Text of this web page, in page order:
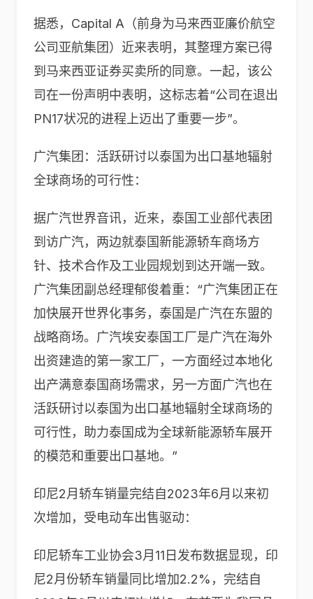
据悉，Capital A（前身为马来西亚廉价航空
公司亚航集团）近来表明，其整理方案已得
到马来西亚证券买卖所的同意。一起，该公
司在一份声明中表明，这标志着“公司在退出
PN17状况的进程上迈出了重要一步”。
广汽集团：活跃研讨以泰国为出口基地辐射
全球商场的可行性：
据广汽世界音讯，近来，泰国工业部代表团
到访广汽，两边就泰国新能源轿车商场方
针、技术合作及工业园规划到达开端一致。
广汽集团副总经理郁俊着重：“广汽集团正在
加快展开世界化事务，泰国是广汽在东盟的
战略商场。广汽埃安泰国工厂是广汽在海外
出资建造的第一家工厂，一方面经过本地化
出产满意泰国商场需求，另一方面广汽也在
活跃研讨以泰国为出口基地辐射全球商场的
可行性，助力泰国成为全球新能源轿车展开
的模范和重要出口基地。”
印尼2月轿车销量完结自2023年6月以来初
次增加，受电动车出售驱动：
印尼轿车工业协会3月11日发布数据显现，印
尼2月份轿车销量同比增加2.2%，完结自